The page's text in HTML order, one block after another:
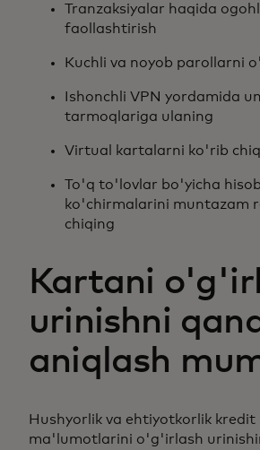
Tranzaksiyalar haqida
faollashtirish
Kuchli va noyob parollarni
Ishonchli VPN yordamida
tarmoqlariga ulaning
Virtual kartalarni ko'rib
To'q to'lovlar bo'yicha
ko'chirmalarini muntazam
chiqing
Kartani
urinishni
aniqlash
Hushyorlik va ehtiyotkorlik kredit
ma'lumotlarini o'g'irlash